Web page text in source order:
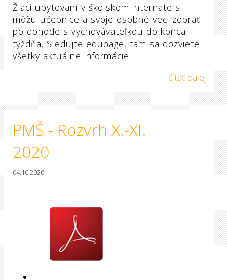
Žiaci ubytovaní v školskom internáte si
môžu učebnice a svoje osobné veci zobrať
po dohode s vychovávateľkou do konca
týždňa. Sledujte edupage, tam sa dozviete
všetky aktuálne informácie.
čítať ďalej
PMŠ - Rozvrh X.-XI.
2020
04.10.2020